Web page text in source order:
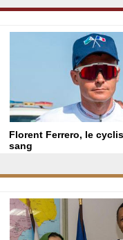
Florent Ferrero, le
sang